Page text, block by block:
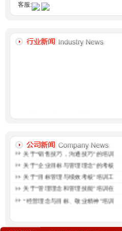
客服:
现代伺服技术呈现最新十大发展趋势
关于“销售技巧，沟通技巧”的培训
关于“企业目标与管理理念”的考核
关于“目标管理与绩效考核”培训工
关于“管理理念和管理技能”培训在
“经营理念与目标、敬业精神”培训